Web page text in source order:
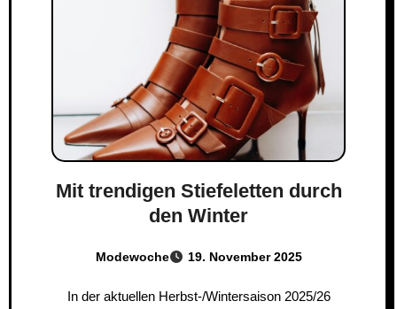
Mit trendigen Stiefeletten durch
den Winter
Modewoche 19. November 2025
In der aktuellen Herbst-/Wintersaison 2025/26